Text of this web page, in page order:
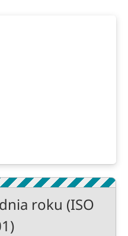
roku (ISO